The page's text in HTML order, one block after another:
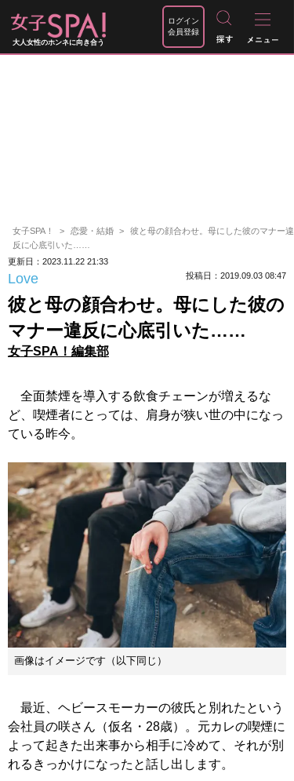
大人女性のホンネに向き合う
ログイン
会員登録
女子SPA！ 恋愛・結婚
彼と母の顔合わせ。母にした彼のマナー違
反に心底引いた……
更新日：2023.11.22 21:33
Love 投稿日：2019.09.03 08:47
彼と母の顔合わせ。母にした彼の
マナー違反に心底引いた……
女子SPA！編集部
全面禁煙を導入する飲食チェーンが増えるな
ど、喫煙者にとっては、肩身が狭い世の中になっ
ている昨今。
画像はイメージです（以下同じ）
最近、ヘビースモーカーの彼氏と別れたという
会社員の咲さん（仮名・28歳）。元カレの喫煙に
よって起きた出来事から相手に冷めて、それが別
れるきっかけになったと話し出します。